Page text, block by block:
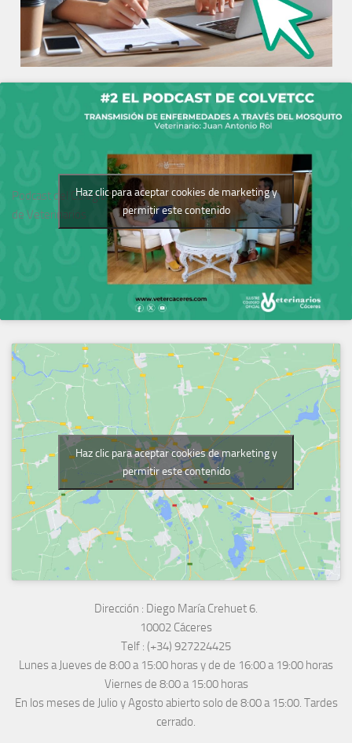
Podcast del Colegio
de Veterinarios
Haz clic para aceptar cookies de marketing y
permitir este contenido
Haz clic para aceptar cookies de marketing y
permitir este contenido
Dirección : Diego María Crehuet 6.
10002 Cáceres
Telf : (+34) 927224425
Lunes a Jueves de 8:00 a 15:00 horas y de de 16:00 a 19:00 horas
Viernes de 8:00 a 15:00 horas
En los meses de Julio y Agosto abierto solo de 8:00 a 15:00. Tardes
cerrado.